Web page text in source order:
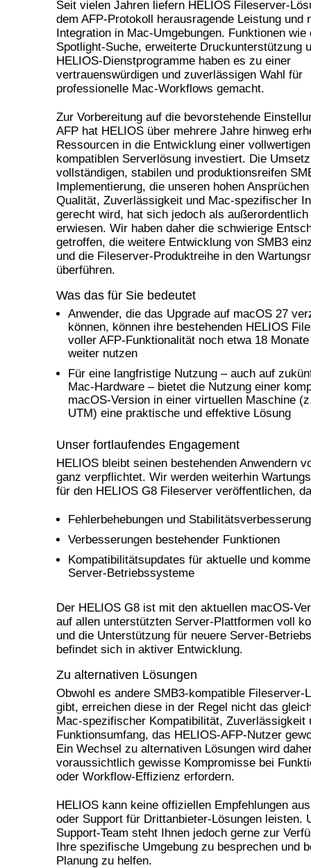
Seit vielen Jahren liefern HELIOS Fileserver-
dem AFP-Protokoll herausragende Leistung und
Integration in Mac-Umgebungen. Funktionen wie
Spotlight-Suche, erweiterte Druckunterstützung
HELIOS-Dienstprogramme haben es zu einer
vertrauenswürdigen und zuverlässigen Wahl für
professionelle Mac-Workflows gemacht.
Zur Vorbereitung auf die bevorstehende
AFP hat HELIOS über mehrere Jahre hinweg
Ressourcen in die Entwicklung einer
kompatiblen Serverlösung investiert. Die
vollständigen, stabilen und produktionsreifen
Implementierung, die unseren hohen
Qualität, Zuverlässigkeit und Mac-spezifischer
gerecht wird, hat sich jedoch als
erwiesen. Wir haben daher die schwierige
getroffen, die weitere Entwicklung von SMB3
und die Fileserver-Produktreihe in den
überführen.
Was das für Sie bedeutet
Anwender, die das Upgrade auf macOS 27
können, können ihre bestehenden HELIOS
voller AFP-Funktionalität noch etwa 18
weiter nutzen
Für eine langfristige Nutzung – auch auf
Mac-Hardware – bietet die Nutzung einer
macOS-Version in einer virtuellen Maschine
UTM) eine praktische und effektive Lösung
Unser fortlaufendes Engagement
HELIOS bleibt seinen bestehenden Anwendern
ganz verpflichtet. Wir werden weiterhin
für den HELIOS G8 Fileserver veröffentlichen,
Fehlerbehebungen und
Verbesserungen bestehender Funktionen
Kompatibilitätsupdates für aktuelle und
Server-Betriebssysteme
Der HELIOS G8 ist mit den aktuellen macOS-
auf allen unterstützten Server-Plattformen voll
und die Unterstützung für neuere Server-
befindet sich in aktiver Entwicklung.
Zu alternativen Lösungen
Obwohl es andere SMB3-kompatible Fileserver-
gibt, erreichen diese in der Regel nicht das
Mac-spezifischer Kompatibilität, Zuverlässigkeit
Funktionsumfang, das HELIOS-AFP-Nutzer
Ein Wechsel zu alternativen Lösungen wird
voraussichtlich gewisse Kompromisse bei
oder Workflow-Effizienz erfordern.
HELIOS kann keine offiziellen Empfehlungen
oder Support für Drittanbieter-Lösungen leisten.
Support-Team steht Ihnen jedoch gerne zur
Ihre spezifische Umgebung zu besprechen und
Planung zu helfen.